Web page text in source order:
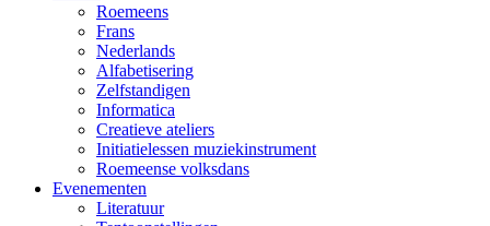
Roemeens
Frans
Nederlands
Alfabetisering
Zelfstandigen
Informatica
Creatieve ateliers
Initiatielessen muziekinstrument
Roemeense volksdans
Evenementen
Literatuur